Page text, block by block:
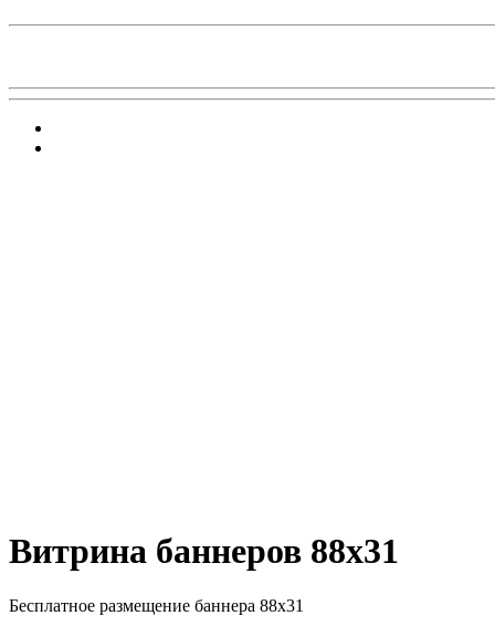
Витрина баннеров 88x31
Бесплатное размещение баннера 88х31